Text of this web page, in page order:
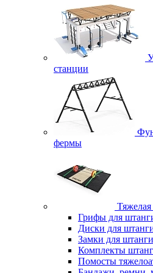
станции
фермы
Тяжелая
Грифы для
Диски для
Замки для
Комплекты
Помосты